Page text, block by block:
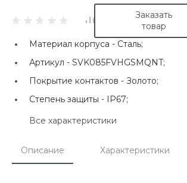
Заказать
товар
Материал корпуса - Сталь;
Артикул - SVK085FVHGSMQNT;
Покрытие контактов - Золото;
Степень защиты - IP67;
Все характеристики
Описание Характеристики